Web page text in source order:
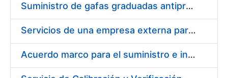
Suministro de gafas graduadas antiproyecciones para los trabajadores de la FNMT-RCM en los centros de trabajo de Madrid y Burgos
Servicios de una empresa externa para el asesoramiento y resolución de los recursos de alzada que se presentan relacionados con procesos de selección para la FNMT-RCM
Acuerdo marco para el suministro e instalación de persianas, estores y otros complementos